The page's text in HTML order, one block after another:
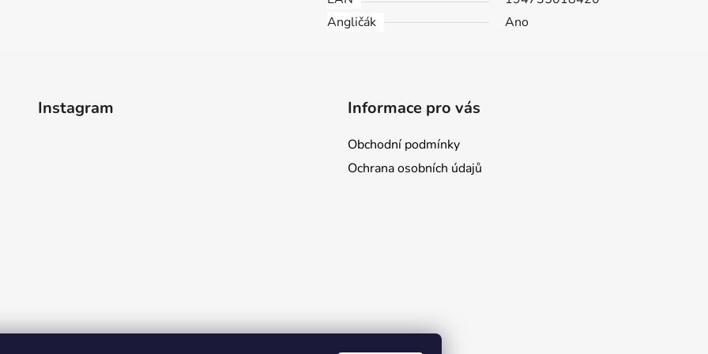
Angličák
Ano
Instagram Informace pro vás
Obchodní podmínky
Ochrana osobních údajů